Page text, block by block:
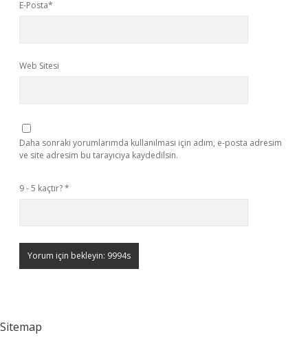
E-Posta*
Web Sitesi
Daha sonraki yorumlarımda kullanılması için adım, e-posta adresim
ve site adresim bu tarayıcıya kaydedilsin.
9 - 5 kaçtır?*
Sitemap